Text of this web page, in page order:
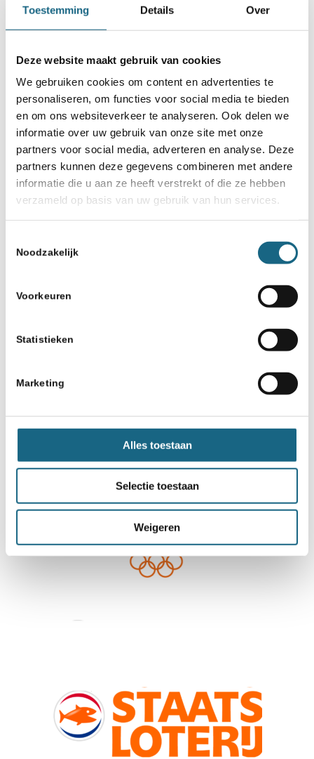
Toestemming Details Over
Deze website maakt gebruik van cookies
We gebruiken cookies om content en advertenties te
personaliseren, om functies voor social media te bieden
en om ons websiteverkeer te analyseren. Ook delen we
informatie over uw gebruik van onze site met onze
partners voor social media, adverteren en analyse. Deze
partners kunnen deze gegevens combineren met andere
informatie die u aan ze heeft verstrekt of die ze hebben
verzameld op basis van uw gebruik van hun services.
Noodzakelijk
Voorkeuren
Statistieken
Marketing
Alles toestaan
Selectie toestaan
Weigeren
20 november 2025
Dharma Tjiam neemt afscheid
Bondsbureau
Schaakbond.nl wordt mede mogelijk
gemaakt door: